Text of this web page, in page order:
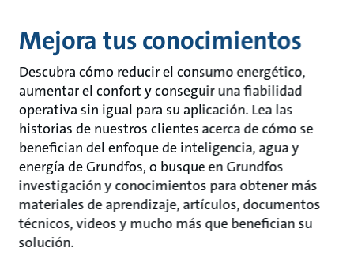
Mejora tus conocimientos
Descubra cómo reducir el consumo energético,
aumentar el confort y conseguir una fiabilidad
operativa sin igual para su aplicación. Lea las
historias de nuestros clientes acerca de cómo se
benefician del enfoque de inteligencia, agua y
energía de Grundfos, o busque en Grundfos
investigación y conocimientos para obtener más
materiales de aprendizaje, artículos, documentos
técnicos, videos y mucho más que benefician su
solución.